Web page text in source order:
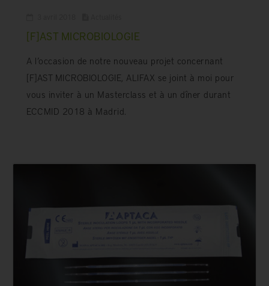
[F]AST MICROBIOLOGIE
A l’occasion de notre nouveau projet concernant
[F]AST MICROBIOLOGIE, ALIFAX se joint à moi pour
vous inviter à un Masterclass et à un dîner durant
ECCMID 2018 à Madrid.